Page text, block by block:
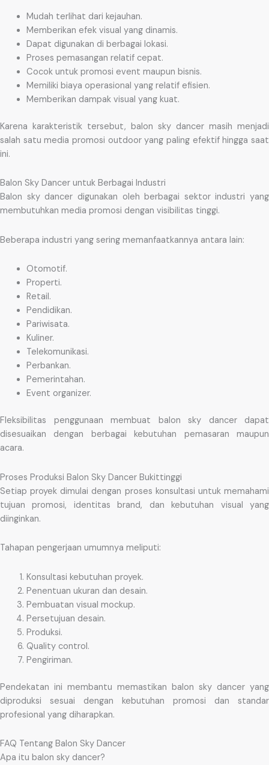
Mudah terlihat dari kejauhan.
Memberikan efek visual yang dinamis.
Dapat digunakan di berbagai lokasi.
Proses pemasangan relatif cepat.
Cocok untuk promosi event maupun bisnis.
Memiliki biaya operasional yang relatif efisien.
Memberikan dampak visual yang kuat.
Karena karakteristik tersebut, balon sky dancer masih menjadi
salah satu media promosi outdoor yang paling efektif hingga saat
ini.
Balon Sky Dancer untuk Berbagai Industri
Balon sky dancer digunakan oleh berbagai sektor industri yang
membutuhkan media promosi dengan visibilitas tinggi.
Beberapa industri yang sering memanfaatkannya antara lain:
Otomotif.
Properti.
Retail.
Pendidikan.
Pariwisata.
Kuliner.
Telekomunikasi.
Perbankan.
Pemerintahan.
Event organizer.
Fleksibilitas penggunaan membuat balon sky dancer dapat
disesuaikan dengan berbagai kebutuhan pemasaran maupun
acara.
Proses Produksi Balon Sky Dancer Bukittinggi
Setiap proyek dimulai dengan proses konsultasi untuk memahami
tujuan promosi, identitas brand, dan kebutuhan visual yang
diinginkan.
Tahapan pengerjaan umumnya meliputi:
Konsultasi kebutuhan proyek.
Penentuan ukuran dan desain.
Pembuatan visual mockup.
Persetujuan desain.
Produksi.
Quality control.
Pengiriman.
Pendekatan ini membantu memastikan balon sky dancer yang
diproduksi sesuai dengan kebutuhan promosi dan standar
profesional yang diharapkan.
FAQ Tentang Balon Sky Dancer
Apa itu balon sky dancer?